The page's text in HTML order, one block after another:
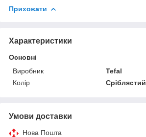
Приховати
Характеристики
Основні
Виробник
Tefal
Колір
Сріблястий
Умови доставки
Нова Пошта